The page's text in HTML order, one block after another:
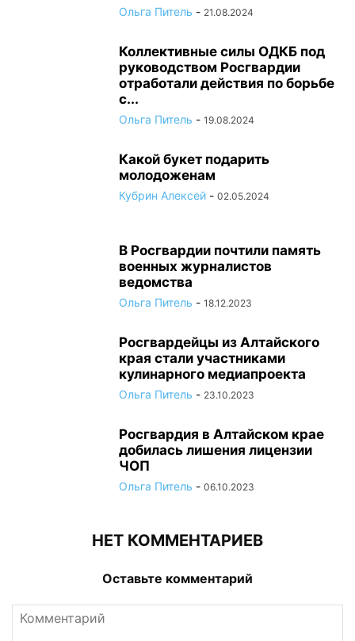
Ольга Питель - 21.08.2024
Коллективные силы ОДКБ под
руководством Росгвардии
отработали действия по борьбе
с...
Ольга Питель - 19.08.2024
Какой букет подарить
молодоженам
Кубрин Алексей - 02.05.2024
В Росгвардии почтили память
военных журналистов
ведомства
Ольга Питель - 18.12.2023
Росгвардейцы из Алтайского
края стали участниками
кулинарного медиапроекта
Ольга Питель - 23.10.2023
Росгвардия в Алтайском крае
добилась лишения лицензии
ЧОП
Ольга Питель - 06.10.2023
НЕТ КОММЕНТАРИЕВ
Оставьте комментарий